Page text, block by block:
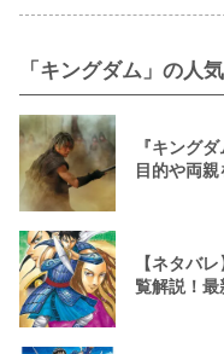
「キングダム」の人
『キング
目的や両
【ネタバ
覧解説！